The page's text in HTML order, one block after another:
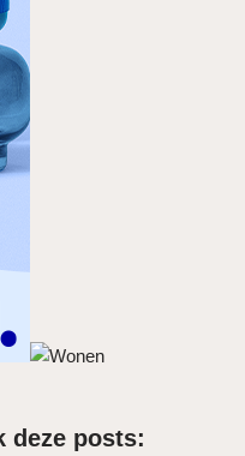
deze posts: